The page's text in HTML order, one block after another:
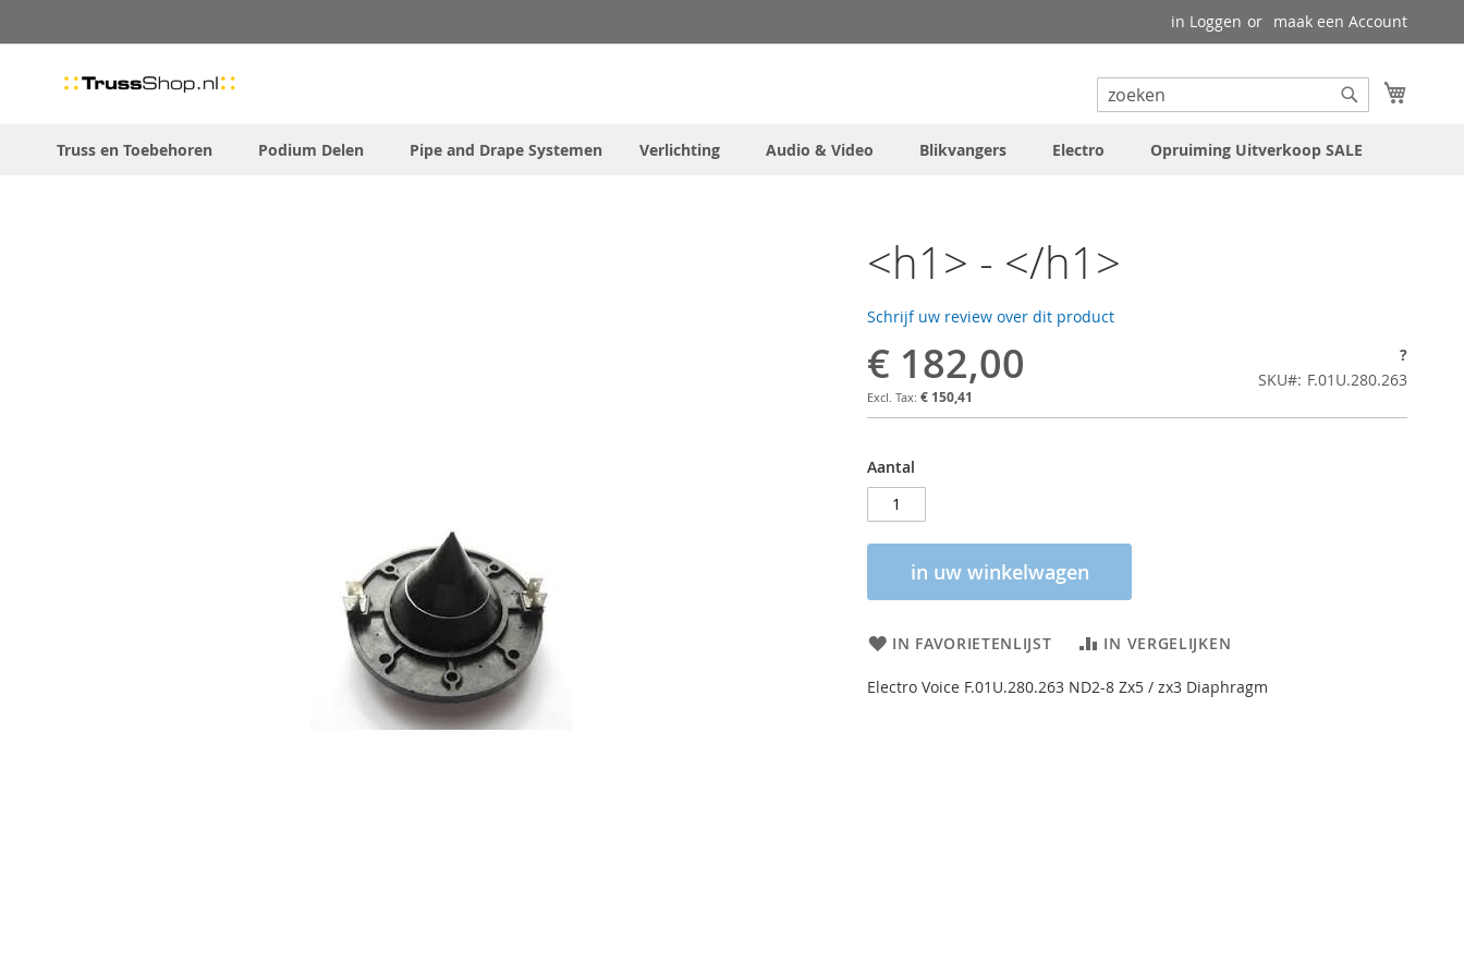
to
in Loggen maak een Account
Search
Truss en Toebehoren
Podium Delen Pipe and Drape Systemen Verlichting Audio & Video Blikvangers Electro Opruiming Uitverkoop SALE
<h1> - </h1>
Schrijf uw review over dit product
€ 182,00
€ 150,41
?
SKU
F.01U.280.263
Aantal
in uw winkelwagen
IN FAVORIETENLIJST IN VERGELIJKEN
Electro Voice F.01U.280.263 ND2-8 Zx5 / zx3 Diaphragm